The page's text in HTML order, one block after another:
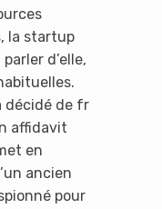
la startup
d’elle,
décidé de fr
affidavit
en
ancien
pour